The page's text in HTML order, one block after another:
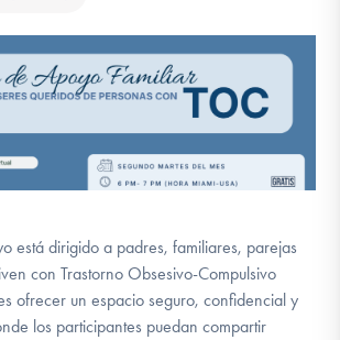
está dirigido a padres, familiares, parejas
con Trastorno Obsesivo-Compulsivo
ofrecer un espacio seguro, confidencial y
los participantes puedan compartir